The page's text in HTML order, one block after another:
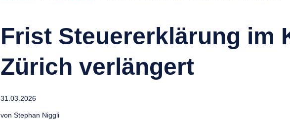
Frist Steuererklärung im
Zürich verlängert
31.03.2026
von Stephan Niggli